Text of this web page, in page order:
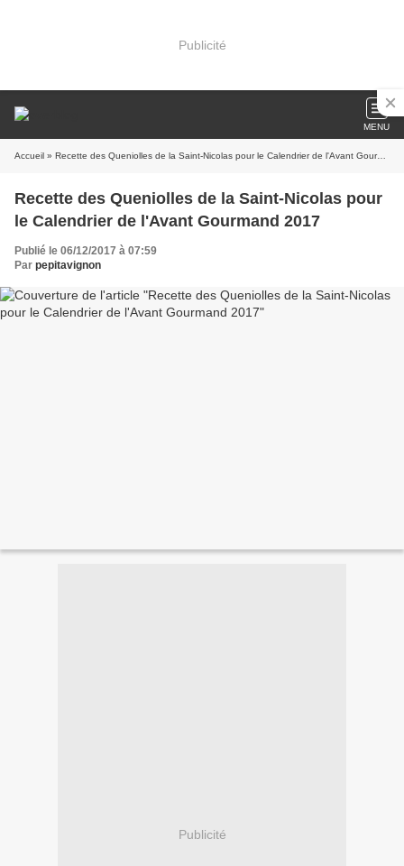
Publicité
MENU
Accueil » Recette des Queniolles de la Saint-Nicolas pour le Calendrier de l'Avant Gourmand 2017
Recette des Queniolles de la Saint-Nicolas pour
le Calendrier de l'Avant Gourmand 2017
Publié le 06/12/2017 à 07:59
Par pepitavignon
Publicité